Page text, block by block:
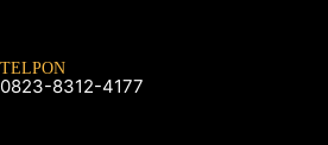
TELPON
0823-8312-4177